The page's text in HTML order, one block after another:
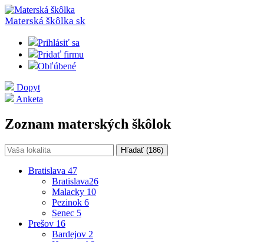
Materská škôlka sk
Prihlásiť sa
Pridať firmu
Obľúbené
Dopyt
Anketa
Zoznam materských škôlok
Hľadať (186)
Bratislava 47
Bratislava26
Malacky 10
Pezinok 6
Senec 5
Prešov 16
Bardejov 2